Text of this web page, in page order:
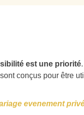
est une priorité.
conçus pour être